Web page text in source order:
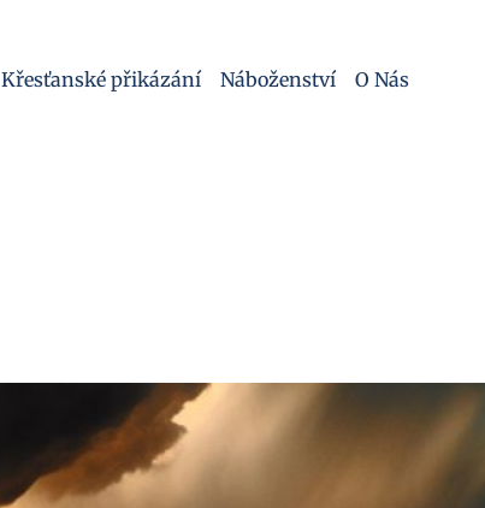
Křesťanské přikázání Náboženství O Nás